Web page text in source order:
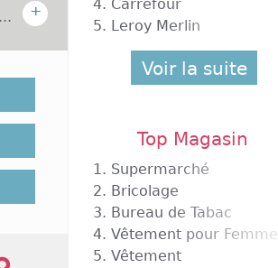
+
à
à
et
le
32
de
de
4. Carrefour
5. Leroy Merlin
Voir la suite
Top Magasin
1. Supermarché
2. Bricolage
3. Bureau de Tabac
4. Vêtement pour Femme
5. Vêtement